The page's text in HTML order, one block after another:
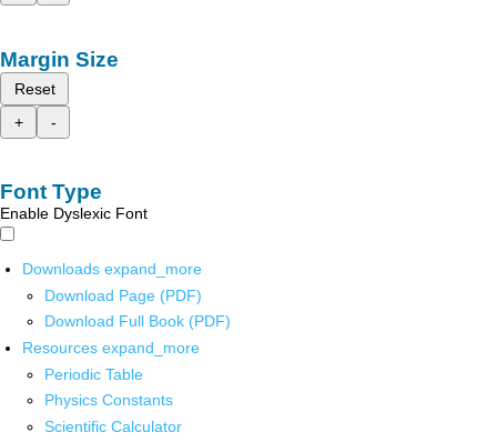
Margin Size
Reset
+
-
Font Type
Enable Dyslexic Font
Downloads expand_more
Download Page (PDF)
Download Full Book (PDF)
Resources expand_more
Periodic Table
Physics Constants
Scientific Calculator